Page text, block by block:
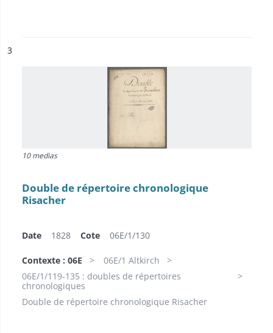
n°
3
10 medias
Double de répertoire chronologique
Risacher
Date 1828 Cote 06E/1/130
Contexte : 06E
06E/1 Altkirch
06E/1/119-135 : doubles de répertoires
chronologiques
Double de répertoire chronologique Risacher